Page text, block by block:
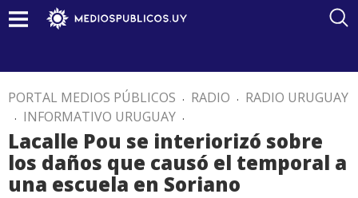
PORTAL MEDIOS PÚBLICOS . RADIO . RADIO URUGUAY
. INFORMATIVO URUGUAY .
Lacalle Pou se interiorizó sobre
los daños que causó el temporal a
una escuela en Soriano